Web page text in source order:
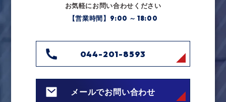
お気軽にお問い合わせください
【営業時間】9:00 ～ 18:00
044-201-8593
メールでお問い合わせ